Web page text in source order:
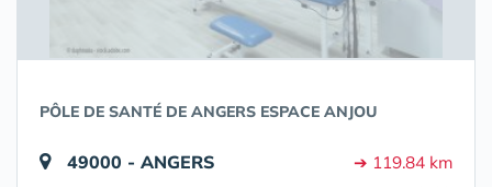
PÔLE DE SANTÉ DE ANGERS ESPACE ANJOU
49000 - ANGERS ➔ 119.84 km